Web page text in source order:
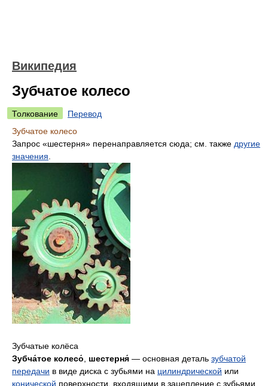
Википедия
Зубчатое колесо
Толкование
Перевод
Зубчатое колесо
Запрос «шестерня» перенаправляется сюда; см. также другие
значения
Зубчатые колёса
Зубча́тое колесо́, шестерня́ — основная деталь зубчатой
передачи в виде диска с зубьями на цилиндрической или
конической поверхности, входящими в зацепление с зубьями